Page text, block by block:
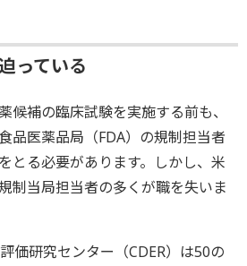
っている
候補の臨床試験を実施する前も、
品医薬品局（FDA）の規制担当者
とる必要があります。しかし、米
制当局担当者の多くが職を失いま
価研究センター（CDER）は50の